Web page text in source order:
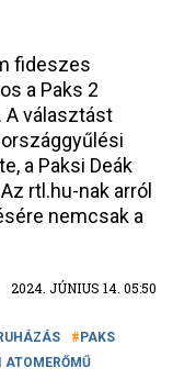
fideszes
a Paks 2
A választást
a Paksi Deák
rtl.hu-nak arról
nemcsak a
2024. JÚNIUS 14. 05:50
PAKS
ATOMERŐMŰ